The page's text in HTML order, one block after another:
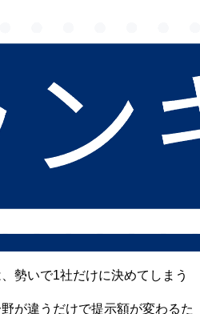
勢いで1社だけに決めてしまう
が違うだけで提示額が変わるた